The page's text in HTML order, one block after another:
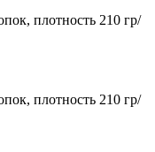
плотность 210 гр/
плотность 210 гр/